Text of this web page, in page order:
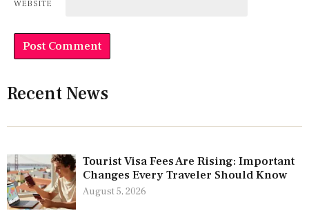
WEBSITE
Recent News
Tourist Visa Fees Are Rising: Important
Changes Every Traveler Should Know
August 5, 2026